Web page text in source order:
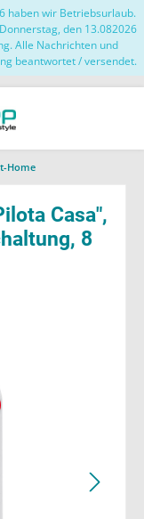
haben wir Betriebsurlaub.
den 13.082026
Alle Nachrichten und
beantwortet / versendet.
Home
Casa",
8